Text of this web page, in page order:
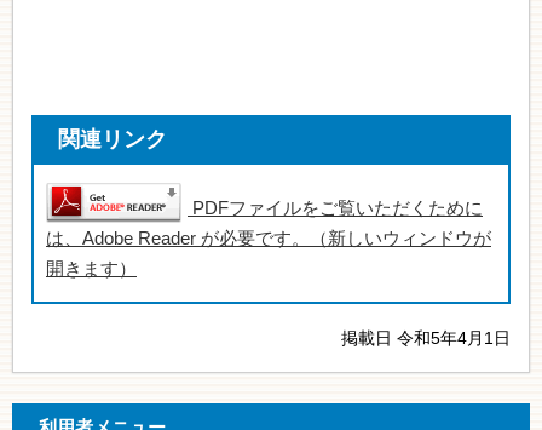
関連リンク
PDFファイルをご覧いただくために
は、Adobe Reader が必要です。（新しいウィンドウが
開きます）
掲載日 令和5年4月1日